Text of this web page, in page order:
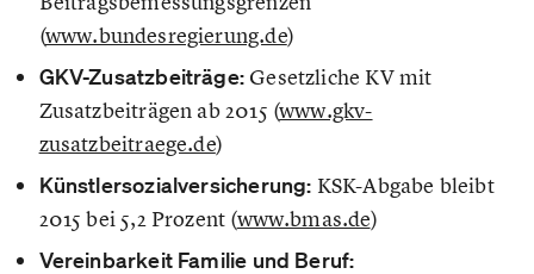
(www.bundesregierung.de)
GKV-Zusatzbeiträge: Gesetzliche KV mit
Zusatzbeiträgen ab 2015 (www.gkv-
zusatzbeitraege.de)
Künstlersozialversicherung: KSK-Abgabe bleibt
2015 bei 5,2 Prozent (www.bmas.de)
Vereinbarkeit Familie und Beruf: